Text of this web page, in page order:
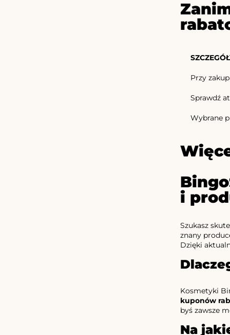
Przy
Sprawdź
Wybrane
i
Szukasz
znany
Dzięki
Kosmetyki
kuponów
byś zawsze
Na